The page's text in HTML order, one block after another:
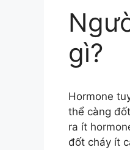
gì?
Hormone
thể càng
ra ít
đốt cháy ít